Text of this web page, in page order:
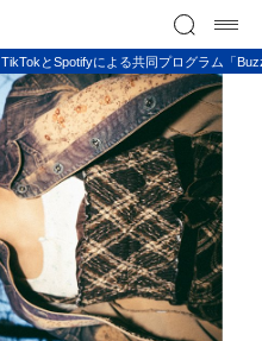
TikTokとSpotifyによる共同プログラム「